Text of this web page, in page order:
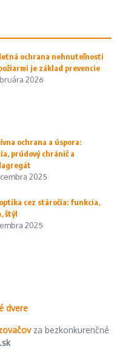
ochrana nehnuteľnosti
je základ prevencie
2026
ochrana a úspora:
prúdový chránič a
2025
cez stáročia: funkcia,
štýl
2025
dvere
za bezkonkurenčné